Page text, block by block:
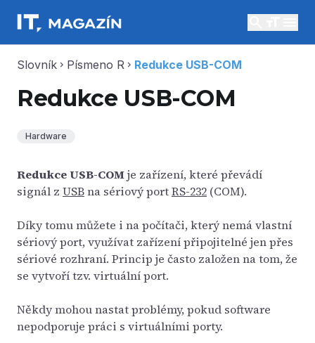
Slovník chevron_right Písmeno R chevron_right Redukce USB-COM
Redukce USB-COM
Hardware
Redukce USB-COMje zařízení, které převádí
signál z USBna sériový portRS-232 (COM).
Díky tomu můžete i na počítači, který nemá vlastní
sériový port, využívat zařízení připojitelné jen přes
sériové rozhraní. Princip je často založen na tom, že
se vytvoří tzv. virtuální port.
Někdy mohou nastat problémy, pokud software
nepodporuje práci s virtuálními porty.